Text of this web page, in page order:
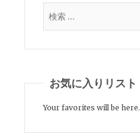
お気に入りリスト
Your favorites will be here.